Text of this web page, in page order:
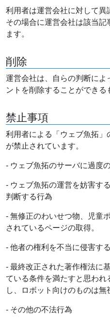
利用者は運営会社に対して異
その場合に運営会社は該当
ます。
削除
運営会社は、自らの判断によ
ントを削除することができる
禁止事項
利用者による「ウェブ魚拓
が禁止されています。
- ウェブ魚拓のサーバに過度
- ウェブ魚拓の運営を妨害す
判断する行為
- 無修正のわいせつ物、児童
されているページの取得。
- 他者の権利を不当に侵害す
- 最終改正された著作権法に
ている条件を満たすと思わ
し、ロボット向けのものは無
- その他の不法行為